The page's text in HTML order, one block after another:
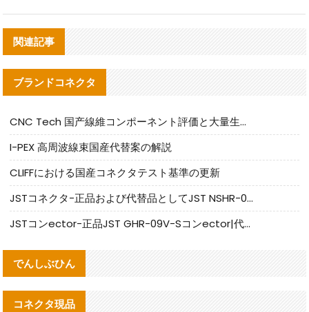
関連記事
ブランドコネクタ
CNC Tech 国产線維コンポーネント評価と大量生産適合ガイド
I-PEX 高周波線束国産代替案の解説
CLIFFにおける国産コネクタテスト基準の更新
JSTコネクタ-正品および代替品としてJST NSHR-02V-Sコネクタを提供します
JSTコンector-正品JST GHR-09V-Sコンector|代替品提供
でんしぶひん
コネクタ現品